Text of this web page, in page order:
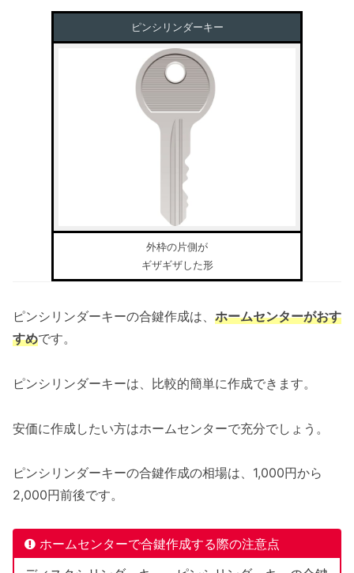
ピンシリンダーキー
外枠の片側が
ギザギザした形
ピンシリンダーキーの合鍵作成は、 ホームセンターがおす
すめです。
ピンシリンダーキーは、比較的簡単に作成できます。
安価に作成したい方はホームセンターで充分でしょう。
ピンシリンダーキーの合鍵作成の相場は、1,000円から
2,000円前後です。
ホームセンターで合鍵作成する際の注意点